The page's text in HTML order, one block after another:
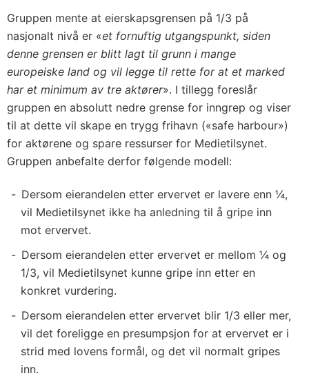
Gruppen mente at eierskapsgrensen på 1/3 på
nasjonalt nivå er «et fornuftig utgangspunkt, siden
denne grensen er blitt lagt til grunn i mange
europeiske land og vil legge til rette for at et marked
har et minimum av tre aktører». I tillegg foreslår
gruppen en absolutt nedre grense for inngrep og viser
til at dette vil skape en trygg frihavn («safe harbour»)
for aktørene og spare ressurser for Medietilsynet.
Gruppen anbefalte derfor følgende modell:
Dersom eierandelen etter ervervet er lavere enn ¼,
vil Medietilsynet ikke ha anledning til å gripe inn
mot ervervet.
Dersom eierandelen etter ervervet er mellom ¼ og
1/3, vil Medietilsynet kunne gripe inn etter en
konkret vurdering.
Dersom eierandelen etter ervervet blir 1/3 eller mer,
vil det foreligge en presumpsjon for at ervervet er i
strid med lovens formål, og det vil normalt gripes
inn.